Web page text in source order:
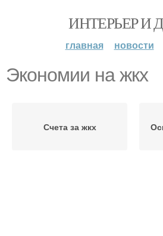
ИНТЕРЬЕР И
главная новости
Экономии на жкх
Счета за жкх